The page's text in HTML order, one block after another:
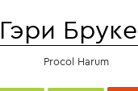
Гэри
Procol Harum